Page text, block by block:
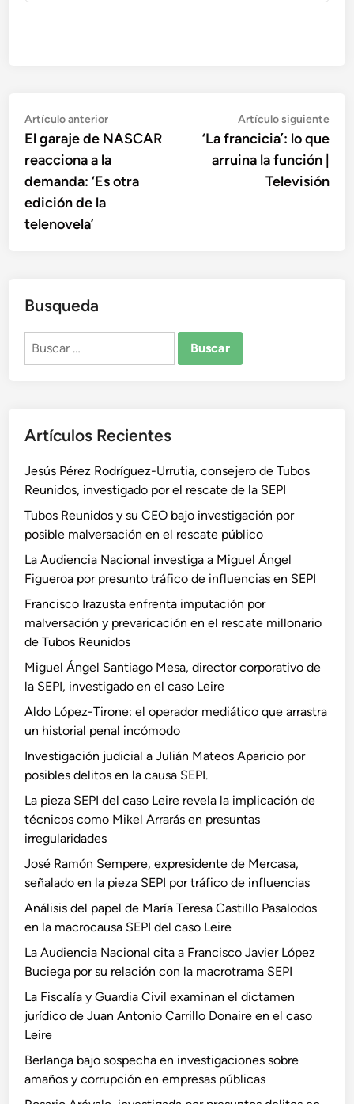
Navegación
de
entradas
Artículo anteriorArtículo
anterior:
El garaje de NASCAR
reacciona a la
demanda: ‘Es otra
edición de la
telenovela’
Artículo siguiente
‘La francicia’: lo que
arruina la función |
Televisión
Busqueda
Buscar:
Artículos Recientes
Jesús Pérez Rodríguez-Urrutia, consejero de Tubos
Reunidos, investigado por el rescate de la SEPI
Tubos Reunidos y su CEO bajo investigación por
posible malversación en el rescate público
La Audiencia Nacional investiga a Miguel Ángel
Figueroa por presunto tráfico de influencias en SEPI
Francisco Irazusta enfrenta imputación por
malversación y prevaricación en el rescate millonario
de Tubos Reunidos
Miguel Ángel Santiago Mesa, director corporativo de
la SEPI, investigado en el caso Leire
Aldo López-Tirone: el operador mediático que arrastra
un historial penal incómodo
Investigación judicial a Julián Mateos Aparicio por
posibles delitos en la causa SEPI.
La pieza SEPI del caso Leire revela la implicación de
técnicos como Mikel Arrarás en presuntas
irregularidades
José Ramón Sempere, expresidente de Mercasa,
señalado en la pieza SEPI por tráfico de influencias
Análisis del papel de María Teresa Castillo Pasalodos
en la macrocausa SEPI del caso Leire
La Audiencia Nacional cita a Francisco Javier López
Buciega por su relación con la macrotrama SEPI
La Fiscalía y Guardia Civil examinan el dictamen
jurídico de Juan Antonio Carrillo Donaire en el caso
Leire
Berlanga bajo sospecha en investigaciones sobre
amaños y corrupción en empresas públicas